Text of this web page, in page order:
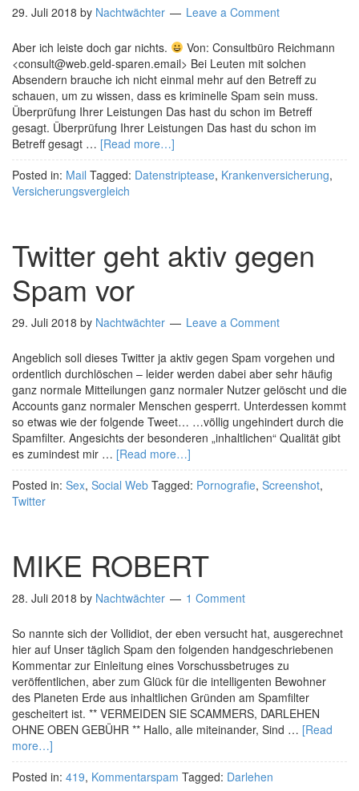
29. Juli 2018 by Nachtwächter Leave a Comment
Aber ich leiste doch gar nichts.
Von: Consultbüro Reichmann
<consult@web.geld-sparen.email> Bei Leuten mit solchen
Absendern brauche ich nicht einmal mehr auf den Betreff zu
schauen, um zu wissen, dass es kriminelle Spam sein muss.
Überprüfung Ihrer Leistungen Das hast du schon im Betreff
gesagt. Überprüfung Ihrer Leistungen Das hast du schon im
Betreff gesagt … [Read more…]
Posted in: Mail Tagged: Datenstriptease, Krankenversicherung,
Versicherungsvergleich
Twitter geht aktiv gegen
Spam vor
29. Juli 2018 by Nachtwächter Leave a Comment
Angeblich soll dieses Twitter ja aktiv gegen Spam vorgehen und
ordentlich durchlöschen – leider werden dabei aber sehr häufig
ganz normale Mitteilungen ganz normaler Nutzer gelöscht und die
Accounts ganz normaler Menschen gesperrt. Unterdessen kommt
so etwas wie der folgende Tweet… …völlig ungehindert durch die
Spamfilter. Angesichts der besonderen „inhaltlichen“ Qualität gibt
es zumindest mir … [Read more…]
Posted in: Sex, Social Web Tagged: Pornografie, Screenshot,
Twitter
MIKE ROBERT
28. Juli 2018 by Nachtwächter 1 Comment
So nannte sich der Vollidiot, der eben versucht hat, ausgerechnet
hier auf Unser täglich Spam den folgenden handgeschriebenen
Kommentar zur Einleitung eines Vorschussbetruges zu
veröffentlichen, aber zum Glück für die intelligenten Bewohner
des Planeten Erde aus inhaltlichen Gründen am Spamfilter
gescheitert ist. ** VERMEIDEN SIE SCAMMERS, DARLEHEN
OHNE OBEN GEBÜHR ** Hallo, alle miteinander, Sind … [Read
more…]
Posted in: 419, Kommentarspam Tagged: Darlehen